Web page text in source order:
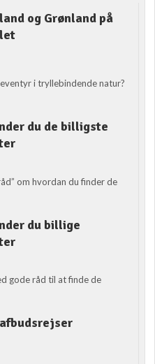
og Grønland på
i tryllebindende natur?
du de billigste
om hvordan du finder de
du billige
gode råd til at finde de